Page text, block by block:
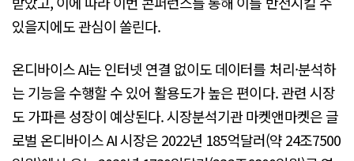
있을지에도 관심이 쏠린다.
온디바이스 AI는 인터넷 연결 없이도 데이터를 처리·분석하
는 기능을 수행할 수 있어 활용도가 높은 편이다. 관련 시장
도 가파른 성장이 예상된다. 시장분석기관 마켓앤마켓은 글
로벌 온디바이스 AI 시장은 2022년 185억달러(약 24조7500